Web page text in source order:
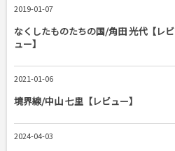
2019-01-07
なくしたものたちの国/角田 光代【レビ
ュー】
2021-01-06
境界線/中山 七里【レビュー】
2024-04-03